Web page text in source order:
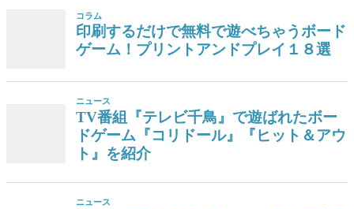
コラム
印刷するだけで無料で遊べちゃうボード
ゲーム！プリントアンドプレイ１８選
ニュース
TV番組『テレビ千鳥』で遊ばれたボー
ドゲーム『コリドール』『ヒット＆アウ
ト』を紹介
ニュース